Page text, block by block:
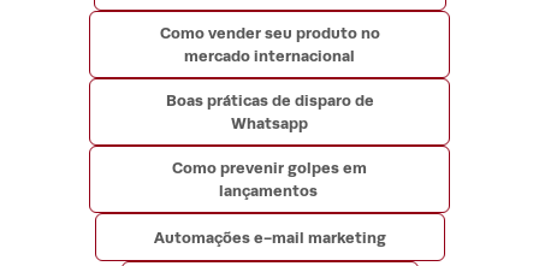
Como vender seu produto no
mercado internacional
Boas práticas de disparo de
Whatsapp
Como prevenir golpes em
lançamentos
Automações e-mail marketing